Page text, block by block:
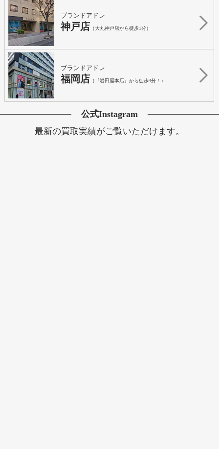
ブランドアドレ
神戸店 （大丸神戸店から徒歩1分）
ブランドアドレ
福岡店 （『岩田屋本店』から徒歩3分！）
公式Instagram
最新の買取実績がご覧いただけます。